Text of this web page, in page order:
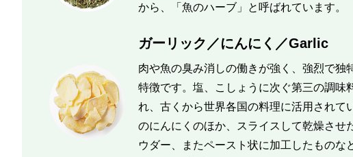
から、「魚のハーブ」と呼ばれています。
ガーリック／にんにく／Garlic
肉や魚の臭み消しの働きが強く、強烈で独
特徴です。塩、こしょうに次ぐ第三の調味
れ、古くから世界各国の料理に活用されて
のにんにくのほか、スライスして乾燥させ
ウダー、またペースト状に加工したものな